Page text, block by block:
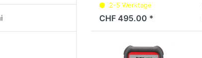
Service.
2-5 Werktage
CHF 495.00 *